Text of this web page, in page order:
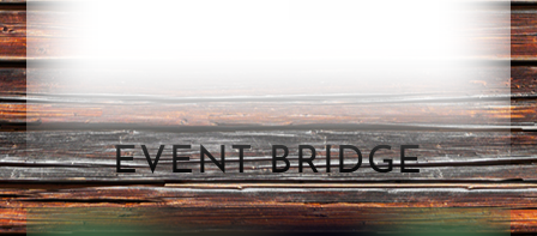
EVENT BRIDGE